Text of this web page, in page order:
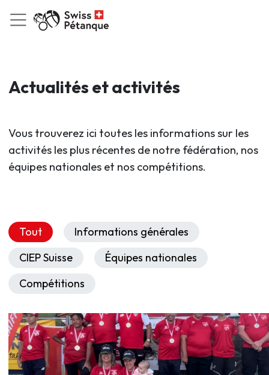
Actualités et activités
Vous trouverez ici toutes les informations sur les
activités les plus récentes de notre fédération, nos
équipes nationales et nos compétitions.
Tout
Informations générales
CIEP Suisse
Équipes nationales
Compétitions